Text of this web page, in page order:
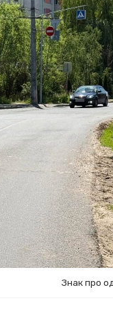
Знак про